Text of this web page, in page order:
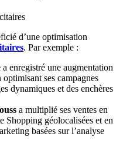
d’une optimisation
. Par exemple :
a enregistré une augmentation
ses campagnes
dynamiques et des enchères
a multiplié ses ventes en
Shopping géolocalisées et en
basées sur l’analyse